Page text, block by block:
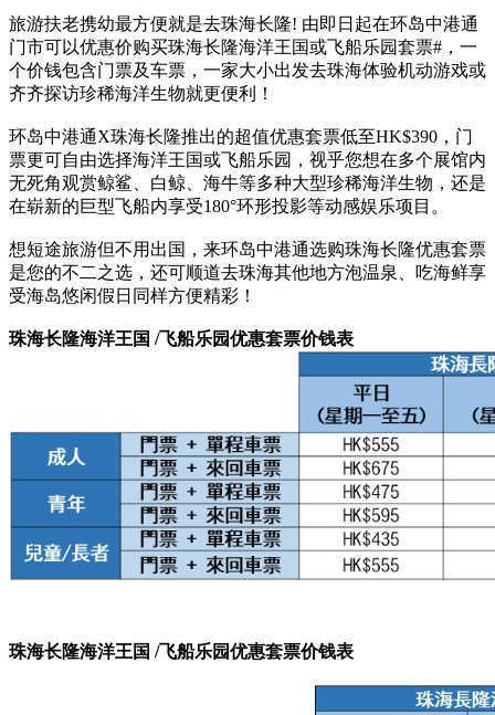
旅游扶老携幼最方便就是去珠海长隆! 由即日起在环岛中港通
门市可以优惠价购买珠海长隆海洋王国或飞船乐园套票#，一
个价钱包含门票及车票，一家大小出发去珠海体验机动游戏或
齐齐探访珍稀海洋生物就更便利！
环岛中港通X珠海长隆推出的超值优惠套票低至HK$390，门
票更可自由选择海洋王国或飞船乐园，视乎您想在多个展馆内
无死角观赏鲸鲨、白鲸、海牛等多种大型珍稀海洋生物，还是
在崭新的巨型飞船内享受180°环形投影等动感娱乐项目。
想短途旅游但不用出国，来环岛中港通选购珠海长隆优惠套票
是您的不二之选，还可顺道去珠海其他地方泡温泉、吃海鲜享
受海岛悠闲假日同样方便精彩！
珠海长隆海洋王国 /飞船乐园优惠套票价钱表
珠海长隆海洋王国 /飞船乐园优惠套票价钱表